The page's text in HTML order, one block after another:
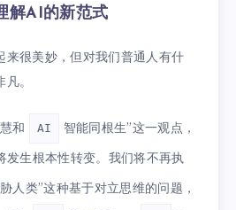
解AI的新范式
来很美妙，但对我们普通人有什
。
和 AI
智能同根生”这一观点，
发生根本性转变。我们将不再执
人类”这种基于对立思维的问题，